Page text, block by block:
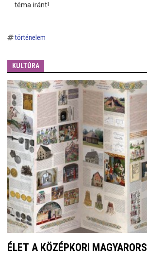
téma iránt!
történelem
KULTÚRA
ÉLET A KÖZÉPKORI